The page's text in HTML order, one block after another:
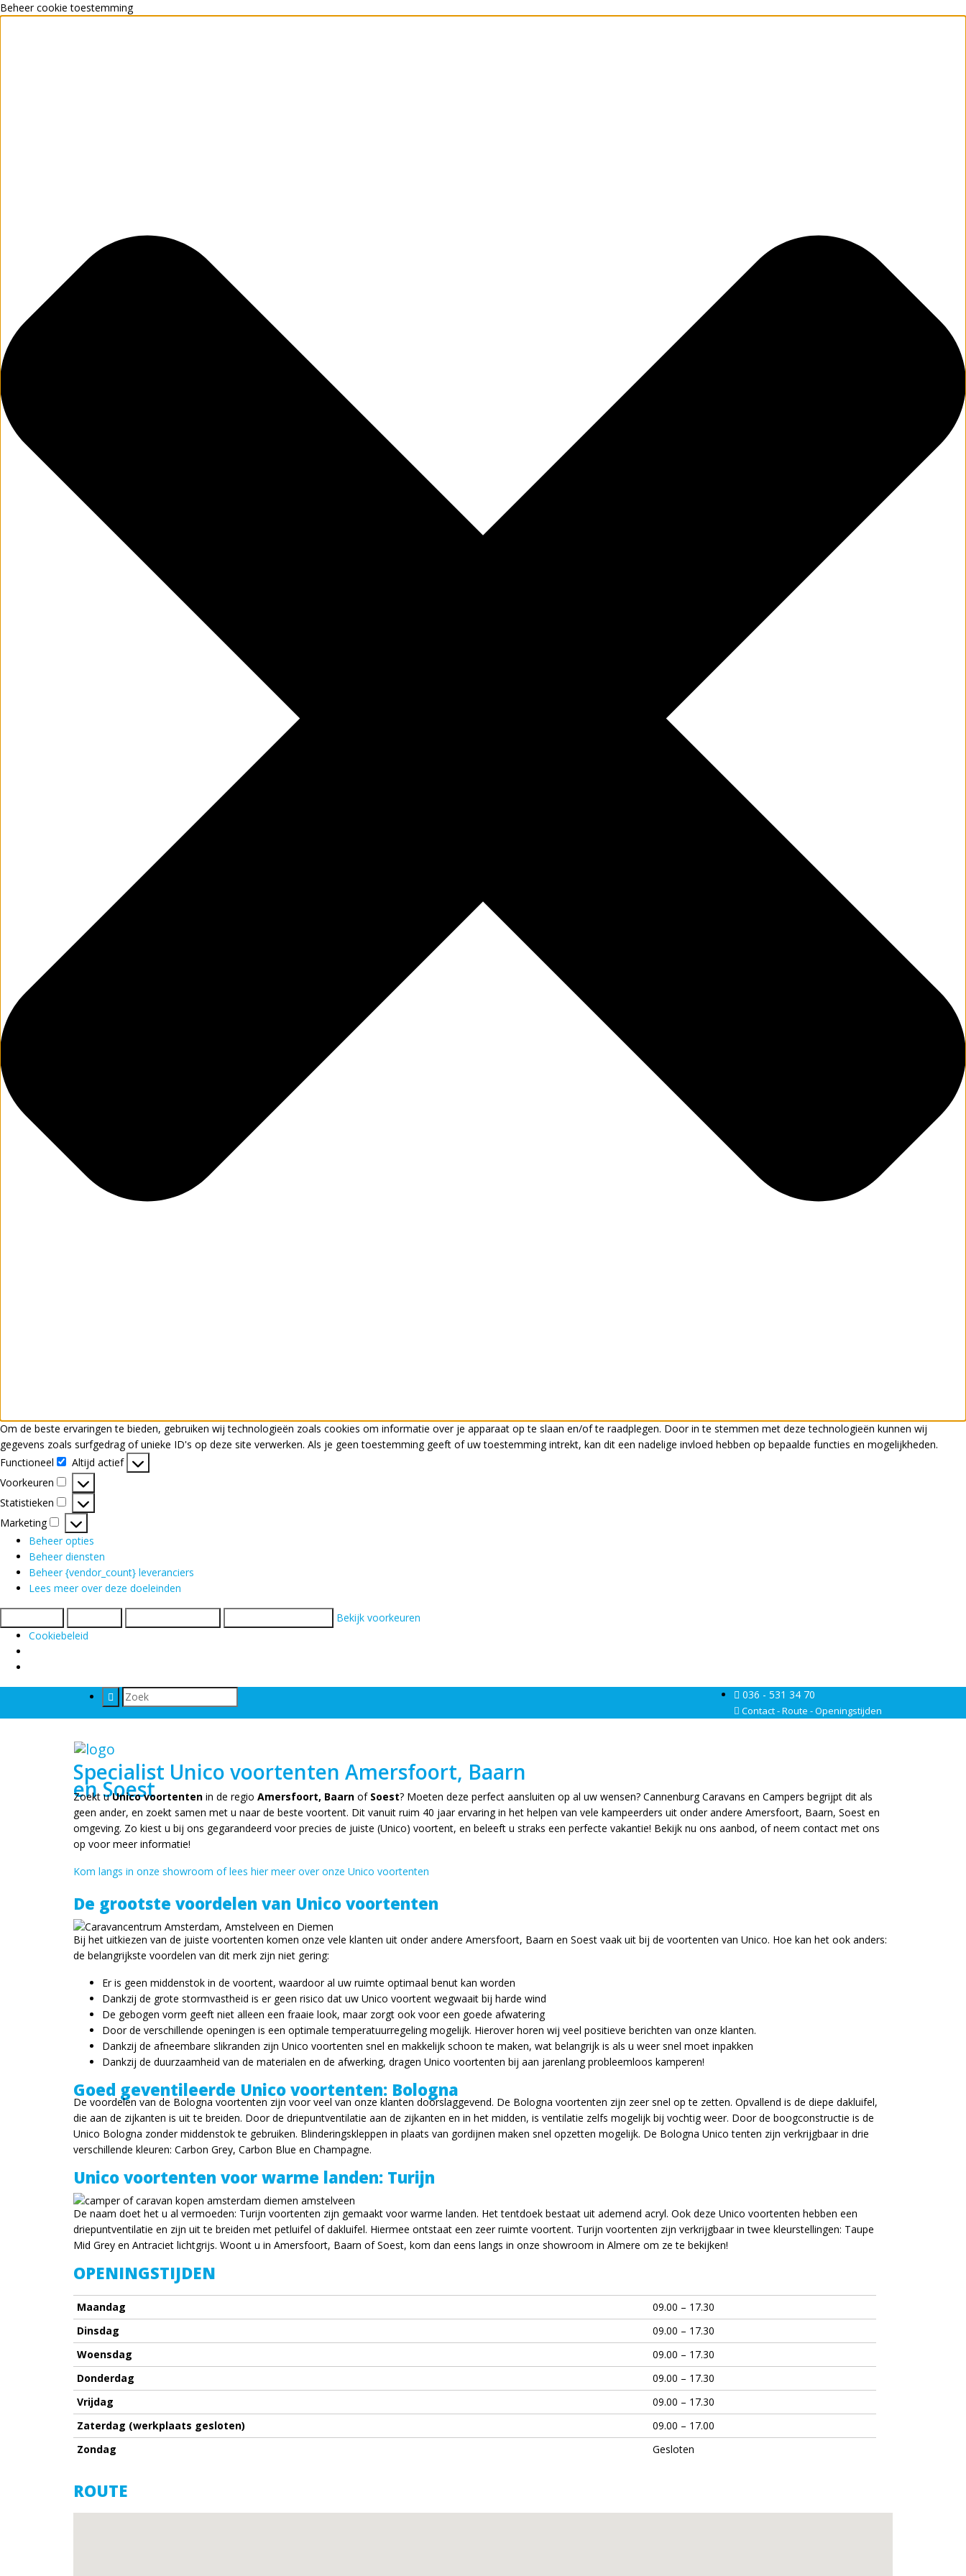
Beheer cookie toestemming
Om de beste ervaringen te bieden, gebruiken wij technologieën zoals cookies om informatie over je apparaat op te slaan en/of te raadplegen. Door in te stemmen met deze technologieën kunnen wij
gegevens zoals surfgedrag of unieke ID's op deze site verwerken. Als je geen toestemming geeft of uw toestemming intrekt, kan dit een nadelige invloed hebben op bepaalde functies en mogelijkheden.
Functioneel
Functioneel
Altijd actief
Voorkeuren
Voorkeuren
Statistieken
Statistieken
Marketing
Marketing
Beheer opties
Beheer diensten
Beheer {vendor_count} leveranciers
Lees meer over deze doeleinden
Bekijk voorkeuren
Cookiebeleid
036 - 531 34 70
Contact - Route - Openingstijden
Specialist Unico voortenten Amersfoort, Baarn
en Soest
Zoekt uUnico voortenten in de regio Amersfoort, Baarn of Soest? Moeten deze perfect aansluiten op al uw wensen? Cannenburg Caravans en Campers begrijpt dit als
geen ander, en zoekt samen met u naar de beste voortent. Dit vanuit ruim 40 jaar ervaring in het helpen van vele kampeerders uit onder andere Amersfoort, Baarn, Soest en
omgeving. Zo kiest u bij ons gegarandeerd voor precies de juiste (Unico) voortent, en beleeft u straks een perfecte vakantie! Bekijk nu ons aanbod, of neem contact met ons
op voor meer informatie!
Kom langs in onze showroom of lees hier meer over onze Unico voortenten
De grootste voordelen van Unico voortenten
Bij het uitkiezen van de juiste voortenten komen onze vele klanten uit onder andere Amersfoort, Baarn en Soest vaak uit bij de voortenten van Unico. Hoe kan het ook anders:
de belangrijkste voordelen van dit merk zijn niet gering:
Er is geen middenstok in de voortent, waardoor al uw ruimte optimaal benut kan worden
Dankzij de grote stormvastheid is er geen risico dat uw Unico voortent wegwaait bij harde wind
De gebogen vorm geeft niet alleen een fraaie look, maar zorgt ook voor een goede afwatering
Door de verschillende openingen is een optimale temperatuurregeling mogelijk. Hierover horen wij veel positieve berichten van onze klanten.
Dankzij de afneembare slikranden zijn Unico voortenten snel en makkelijk schoon te maken, wat belangrijk is als u weer snel moet inpakken
Dankzij de duurzaamheid van de materialen en de afwerking, dragen Unico voortenten bij aan jarenlang probleemloos kamperen!
Goed geventileerde Unico voortenten: Bologna
De voordelen van de Bologna voortenten zijn voor veel van onze klanten doorslaggevend. De Bologna voortenten zijn zeer snel op te zetten. Opvallend is de diepe dakluifel,
die aan de zijkanten is uit te breiden. Door de driepuntventilatie aan de zijkanten en in het midden, is ventilatie zelfs mogelijk bij vochtig weer. Door de boogconstructie is de
Unico Bologna zonder middenstok te gebruiken. Blinderingskleppen in plaats van gordijnen maken snel opzetten mogelijk. De Bologna Unico tenten zijn verkrijgbaar in drie
verschillende kleuren: Carbon Grey, Carbon Blue en Champagne.
Unico voortenten voor warme landen: Turijn
De naam doet het u al vermoeden: Turijn voortenten zijn gemaakt voor warme landen. Het tentdoek bestaat uit ademend acryl. Ook deze Unico voortenten hebben een
driepuntventilatie en zijn uit te breiden met petluifel of dakluifel. Hiermee ontstaat een zeer ruimte voortent. Turijn voortenten zijn verkrijgbaar in twee kleurstellingen: Taupe
Mid Grey en Antraciet lichtgrijs. Woont u in Amersfoort, Baarn of Soest, kom dan eens langs in onze showroom in Almere om ze te bekijken!
OPENINGSTIJDEN
Maandag
09.00 – 17.30
Dinsdag
09.00 – 17.30
Woensdag
09.00 – 17.30
Donderdag
09.00 – 17.30
Vrijdag
09.00 – 17.30
Zaterdag (werkplaats gesloten)
09.00 – 17.00
Zondag
Gesloten
ROUTE